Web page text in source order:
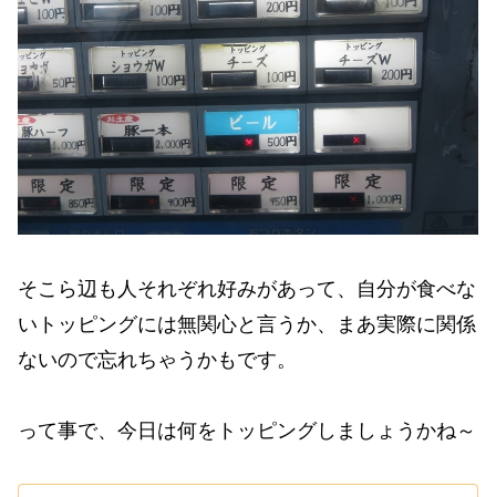
そこら辺も人それぞれ好みがあって、自分が食べな
いトッピングには無関心と言うか、まあ実際に関係
ないので忘れちゃうかもです。
って事で、今日は何をトッピングしましょうかね～